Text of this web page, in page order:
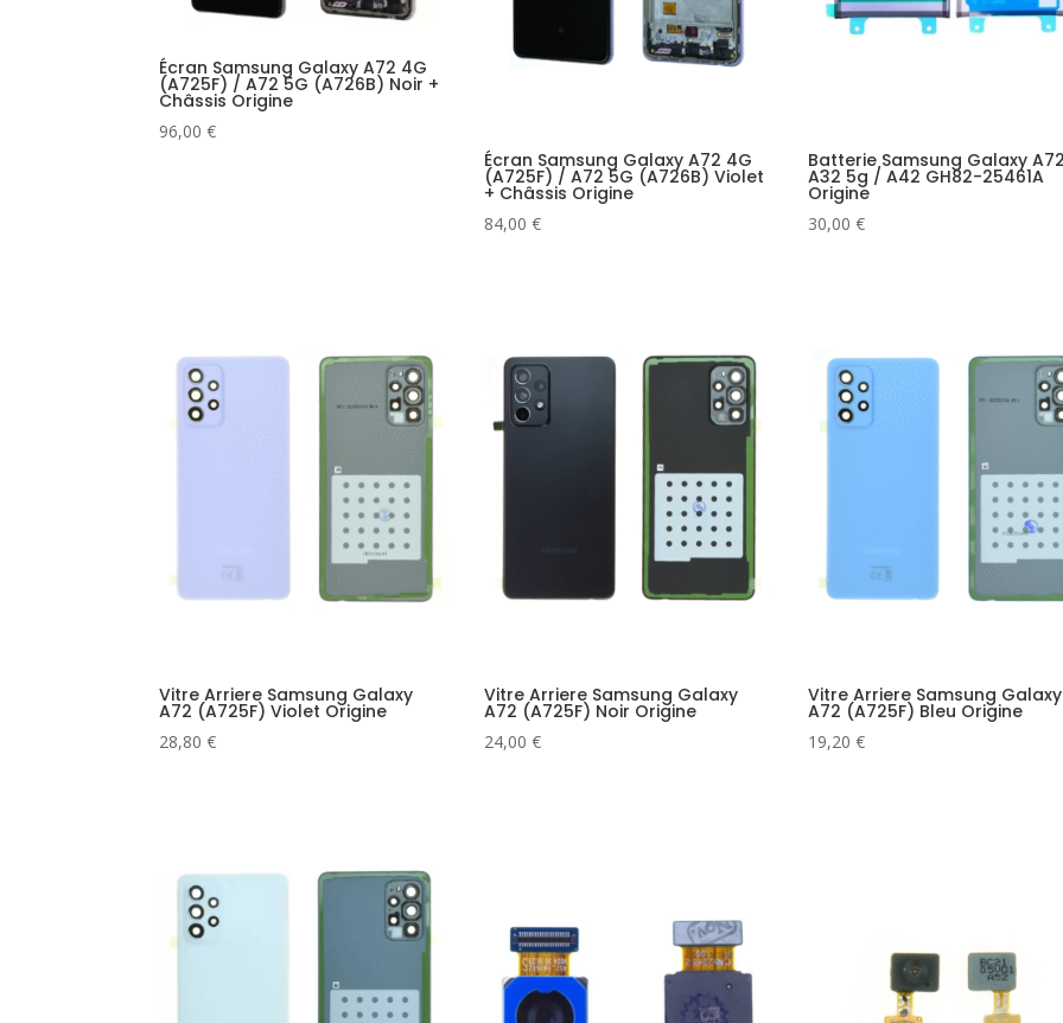
Écran Samsung Galaxy A72 4G
(A725F) / A72 5G (A726B) Noir +
Châssis Origine
96,00€
Écran Samsung Galaxy A72 4G
(A725F) / A72 5G (A726B) Violet
+ Châssis Origine
84,00 €
Batterie Samsung Galaxy
A32 5g / A42 GH82-25461A
Origine
30,00€
Vitre Arriere Samsung Galaxy
A72 (A725F) Violet Origine
28,80€
Vitre Arriere Samsung Galaxy
A72 (A725F) Noir Origine
24,00 €
Vitre Arriere Samsung Galaxy
A72 (A725F) Bleu Origine
19,20€